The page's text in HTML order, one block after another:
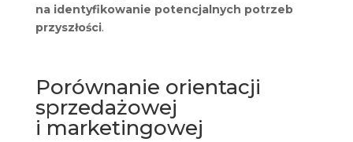
na identyfikowanie potencjalnych potrzeb
przyszłości.
Porównanie orientacji
sprzedażowej
i marketingowej